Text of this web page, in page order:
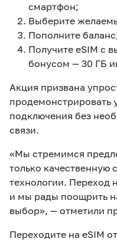
смартфон;
Выберите
Пополните
Получите eSIM с
бонусом — 30 ГБ
Акция призвана
продемонстрировать
подключения без
связи.
«Мы стремимся
только качественную
технологии. Переход
и мы рады поощрить
выбор», — отметили
Переходите на eSIM